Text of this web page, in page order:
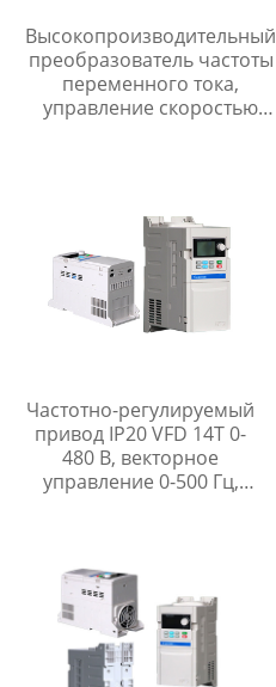
Высокопроизводительный
преобразователь частоты
переменного тока,
управление скоростью
Частотно-регулируемый
привод IP20 VFD 14T 0-
480 В, векторное
управление 0-500 Гц,